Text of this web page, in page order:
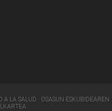
LA SALUD · OSASUN ESKUBIDEAREN